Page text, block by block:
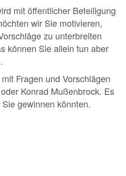
mit öffentlicher Beteiligung
wir Sie motivieren,
zu unterbreiten
können Sie allein tun aber
Fragen und Vorschlägen
Konrad Mußenbrock. Es
gewinnen könnten.